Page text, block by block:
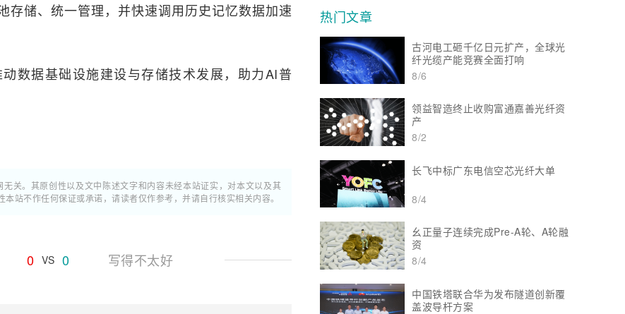
存储、统一管理，并快速调用历史记忆数据加速
数据基础设施建设与存储技术发展，助力AI普
关。其原创性以及文中陈述文字和内容未经本站证实，对本文以及其
站不作任何保证或承诺，请读者仅作参考，并请自行核实相关内容。
0 VS 0 写得不太好
热门文章
古河电工砸千亿日元扩产，全球光
纤光缆产能竞赛全面打响
8/6
领益智造终止收购富通嘉善光纤资
产
8/2
长飞中标广东电信空芯光纤大单
8/4
幺正量子连续完成Pre-A轮、A轮融
资
8/4
中国铁塔联合华为发布隧道创新覆
盖波导杆方案